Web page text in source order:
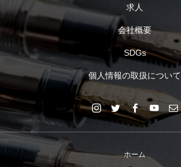
求人
会社概要
SDGs
個人情報の取扱について
ホーム